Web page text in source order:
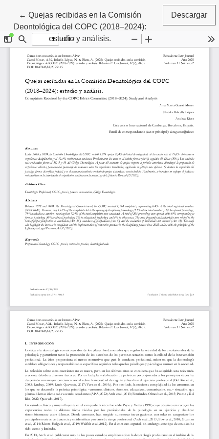
← Volver a los detalles del artículo
Quejas recibidas en la Comisión
Deontológica del COPC (2018–2024):
estudio y análisis.
Descargar